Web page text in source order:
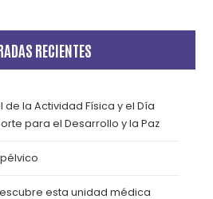
RECIENTES
de la Actividad Física y el Día
para el Desarrollo y la Paz
esta unidad médica